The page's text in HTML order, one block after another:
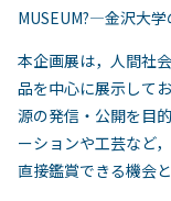
MUSEUM?―金沢大
本企画展は，人間社
品を中心に展示して
源の発信・公開を目
ーションや工芸など
直接鑑賞できる機会と